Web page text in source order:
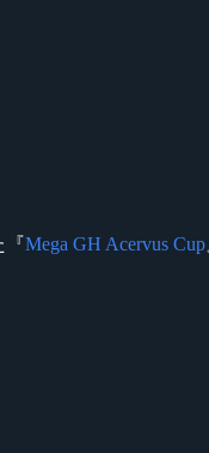
『Mega GH Acervus Cup